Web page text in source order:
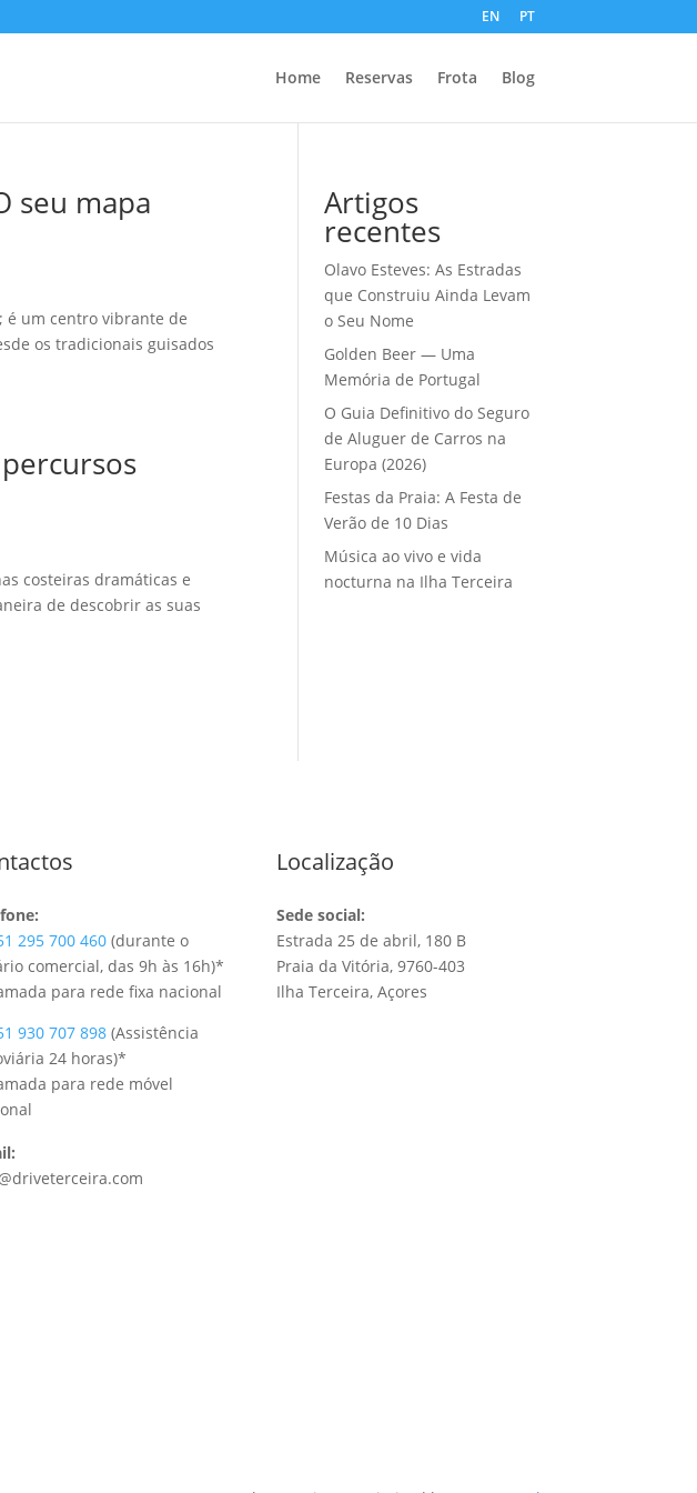
EN PT
Home Reservas Frota Blog
seu mapa
é um centro vibrante de
os tradicionais guisados
costeiras dramáticas e
de descobrir as suas
Artigos
recentes
Olavo Esteves: As Estradas
que Construiu Ainda Levam
o Seu Nome
Golden Beer — Uma
Memória de Portugal
O Guia Definitivo do Seguro
de Aluguer de Carros na
Europa (2026)
Festas da Praia: A Festa de
Verão de 10 Dias
Música ao vivo e vida
nocturna na Ilha Terceira
295 700 460 (durante o
comercial, das 9h às 16h)*
para rede fixa nacional
930 707 898 (Assistência
24 horas)*
para rede móvel
Localização
Sede social:
Estrada 25 de abril, 180 B
Praia da Vitória, 9760-403
Ilha Terceira, Açores